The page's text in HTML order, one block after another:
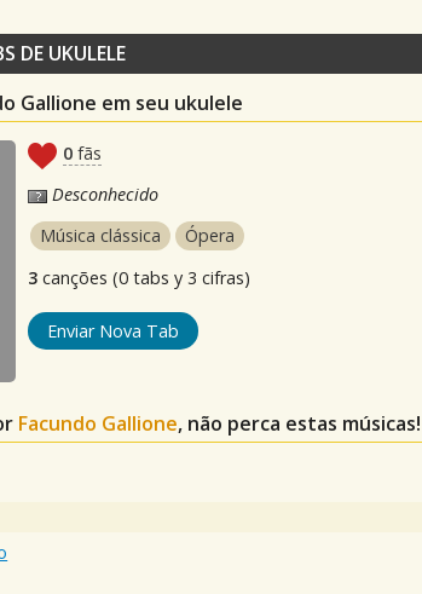
DE UKULELE
Gallione em seu ukulele
0 fãs
Desconhecido
Música clássica
Ópera
3 canções (0 tabs y 3 cifras)
Enviar Nova Tab
Facundo Gallione, não perca estas músicas!